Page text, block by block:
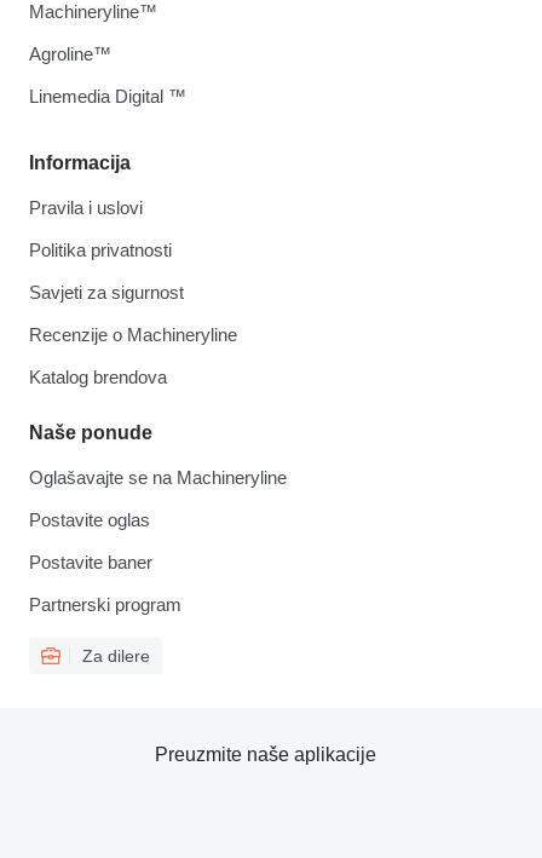
Informacija
Pravila i uslovi
Politika privatnosti
Savjeti za sigurnost
Recenzije o Machineryline
Katalog brendova
Naše ponude
Oglašavajte se na Machineryline
Postavite oglas
Postavite baner
Partnerski program
Za dilere
Machineryline™
Agroline™
Linemedia Digital ™
Preuzmite naše aplikacije